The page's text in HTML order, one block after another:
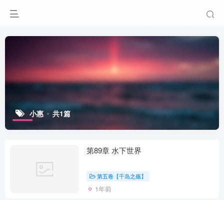
小惠 共1篇
第89章 水下世界
第五卷【千岛之殇】
1年前